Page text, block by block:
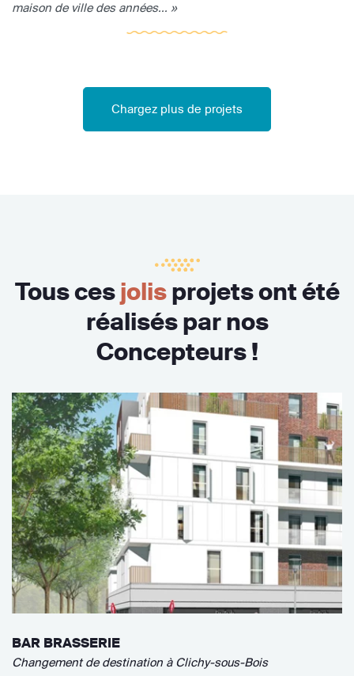
maison de ville des années... »
Chargez plus de projets
Tous cesjolisprojets ont été
réalisés par nos
Concepteurs !
BAR BRASSERIE
Changement de destination à Clichy-sous-Bois